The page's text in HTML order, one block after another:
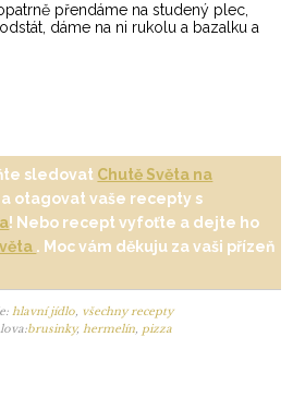
přendáme na studený plec,
dáme na ni rukolu a bazalku a
sledovat Chutě Světa na
a otagovat vaše recepty s
! Nebo recept vyfoťte a dejte ho
. Moc vám děkuju za vaši přízeň
hlavní jídlo, všechny recepty
brusinky, hermelín, pizza